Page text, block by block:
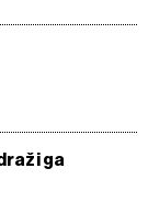
ga